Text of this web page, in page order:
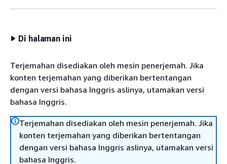
Di halaman ini
Terjemahan disediakan oleh mesin penerjemah. Jika
konten terjemahan yang diberikan bertentangan
dengan versi bahasa Inggris aslinya, utamakan versi
bahasa Inggris.
Terjemahan disediakan oleh mesin penerjemah. Jika
konten terjemahan yang diberikan bertentangan
dengan versi bahasa Inggris aslinya, utamakan versi
bahasa Inggris.